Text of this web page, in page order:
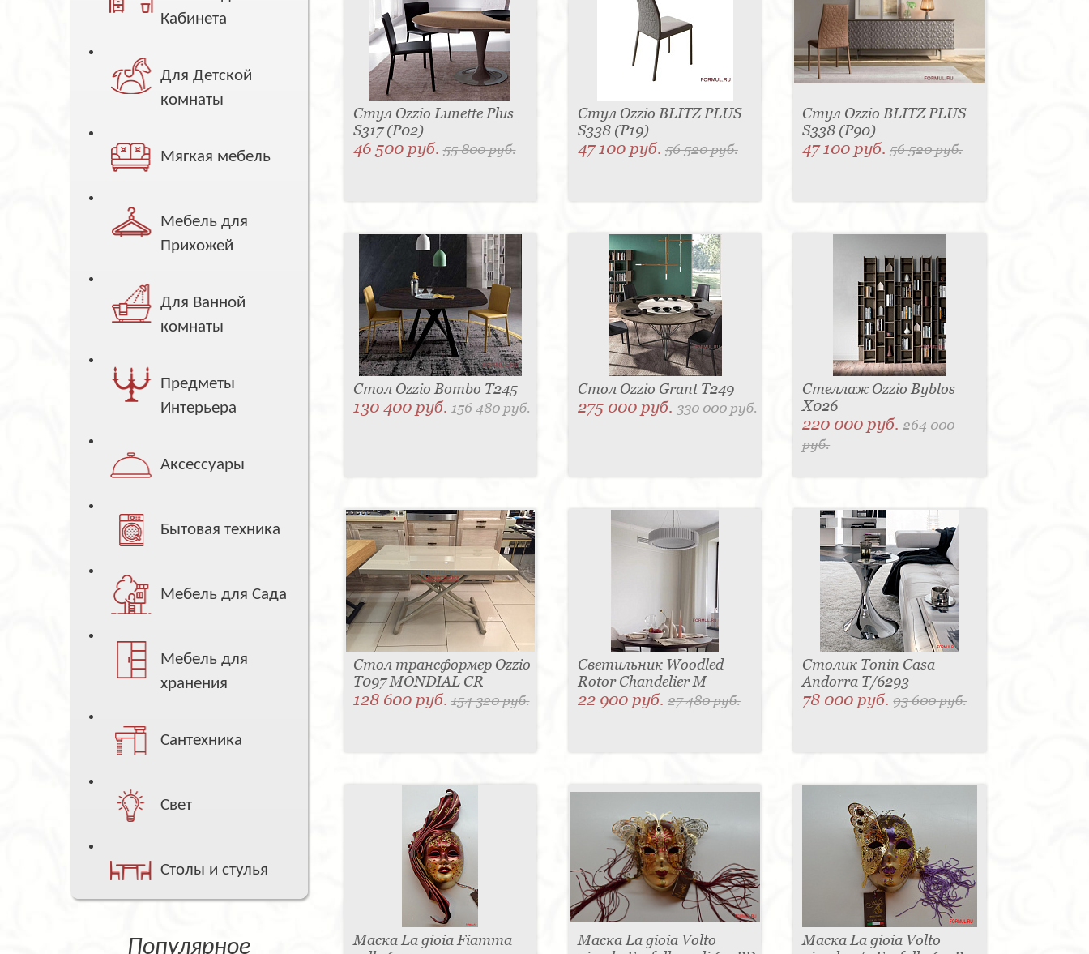
Кабинета
Для Детской
комнаты
Мягкая мебель
Мебель для
Прихожей
Для Ванной
комнаты
Предметы
Интерьера
Аксессуары
Бытовая техника
Мебель для Сада
Мебель для
хранения
Сантехника
Свет
Столы и стулья
Популярное
Стул Ozzio Lunette Plus
S317 (P02)
46 500 руб.55 800 руб.
Стул Ozzio BLITZ PLUS
S338 (P19)
47 100 руб. 56 520 руб.
Стул Ozzio BLITZ PLUS
S338 (P90)
47 100 руб.56 520 руб.
Стол Ozzio Bombo T245
130 400 руб.156 480 руб.
Стол Ozzio Grant T249
275 000 руб. 330 000 руб.
Стеллаж Ozzio Byblos
X026
220 000 руб.264 000
руб.
Стол трансформер Ozzio
T097 MONDIAL CR
128 600 руб.154 320 руб.
Светильник Woodled
Rotor Chandelier M
22 900 руб. 27 480 руб.
Столик Tonin Casa
Andorra T/6293
78 000 руб.93 600 руб.
Маска La gioia Fiamma
Маска La gioia Volto
Маска La gioia Volto